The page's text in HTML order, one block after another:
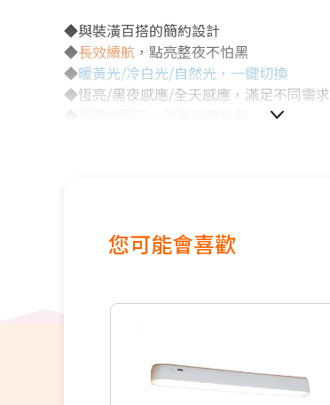
◆與裝潢百搭的簡約設計
◆長效續航 ，點亮整夜不怕黑
◆暖黃光/冷白光/自然光，一鍵切換
◆恆亮/黑夜感應/全天感應，滿足不同需求
您可能會喜歡